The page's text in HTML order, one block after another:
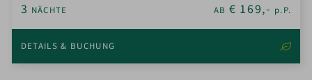
3 NÄCHTE AB € 169,- p.P.
DETAILS & BUCHUNG